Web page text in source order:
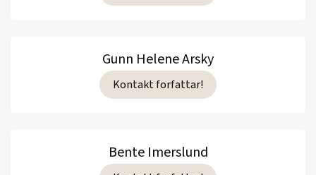
Gunn Helene Arsky
Kontakt forfattar!
Bente Imerslund